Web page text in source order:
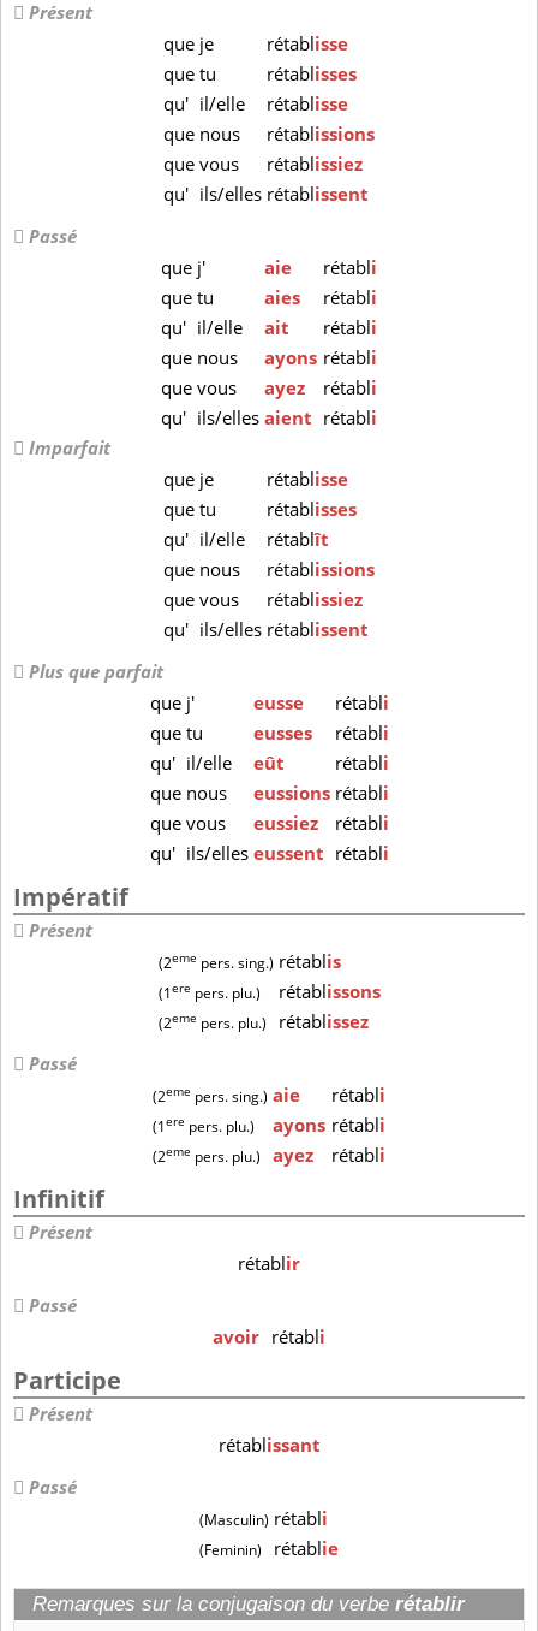
Présent
que je rétablisse
quetu rétablisses
qu' il/elle rétablisse
que nous rétablissions
quevous rétablissiez
qu' ils/elles rétablissent
Passé
que j' aie rétabli
quetu aies rétabli
qu' il/elle ait rétabli
que nous ayons rétabli
quevous ayez rétabli
qu' ils/ellesaient rétabli
Imparfait
que je rétablisse
quetu rétablisses
qu' il/elle rétablît
que nous rétablissions
quevous rétablissiez
qu' ils/elles rétablissent
Plus que parfait
que j' eusse rétabli
que tu eusses rétabli
qu' il/elle eût rétabli
que nous eussions rétabli
que vous eussiez rétabli
qu' ils/elles eussent rétabli
Impératif
Présent
(2eme pers. sing.) rétablis
(1ere pers. plu.) rétablissons
(2eme pers. plu.) rétablissez
Passé
(2eme pers. sing.) aie rétabli
(1ere pers. plu.) ayons rétabli
(2eme pers. plu.) ayez rétabli
Infinitif
Présent
rétablir
Passé
avoir rétabli
Participe
Présent
rétablissant
Passé
(Masculin) rétabli
(Feminin) rétablie
Remarques sur la conjugaison du verbe rétablir